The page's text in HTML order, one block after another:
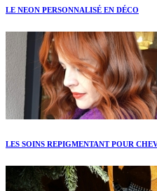
LE NEON PERSONNALISÉ EN DÉCO
LES SOINS REPIGMENTANT POUR